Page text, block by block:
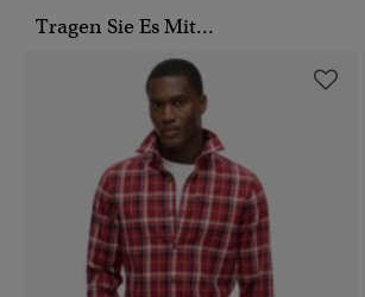
Tragen Sie Es Mit...